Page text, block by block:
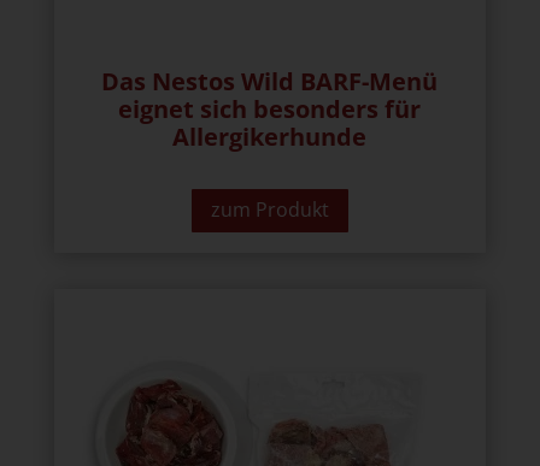
Das Nestos Wild BARF-Menü
eignet sich besonders für
Allergikerhunde
zum Produkt